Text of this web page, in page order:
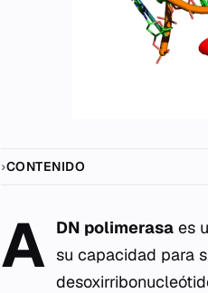
CONTENIDO
A DN polimerasa es
su capacidad para